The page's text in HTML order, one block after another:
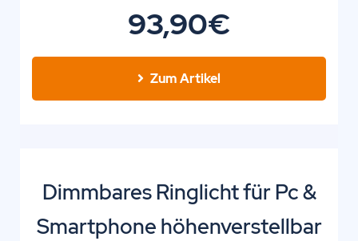
93,90€
Zum Artikel
Dimmbares Ringlicht für Pc &
Smartphone höhenverstellbar